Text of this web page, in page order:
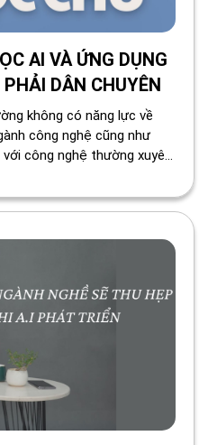
AI VÀ ỨNG DỤNG
DÂN CHUYÊN
không có năng lực về
công nghệ cũng như
công nghệ thường xuyên
thường, những người lao
nghệ, những người làm việc
để có thể ứng dụng, áp